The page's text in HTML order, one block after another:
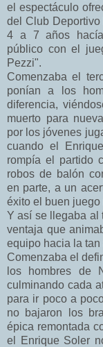
el espectáculo
del Club
4 a 7 años
público con el
Pezzi".
Comenzaba el
ponían a los
diferencia,
muerto para
por los jóvenes
cuando el
rompía el partido
robos de balón
en parte, a un
éxito el buen
Y así se llegaba al
ventaja que
equipo hacia la
Comenzaba el
los hombres de
culminando cada
para ir poco a
no bajaron los
épica remontada
el Enrique Soler